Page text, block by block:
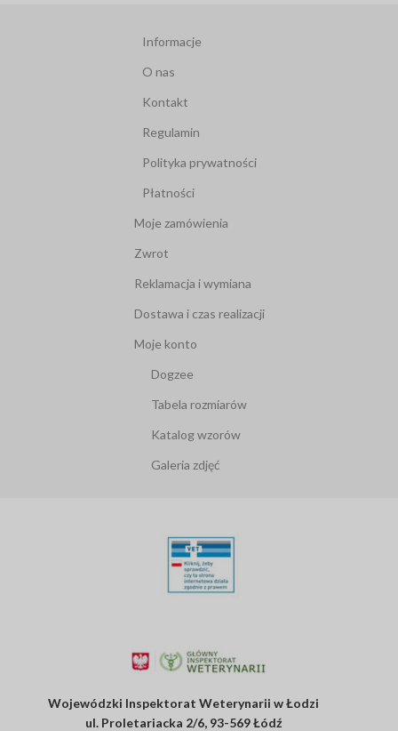
Informacje
O nas
Kontakt
Regulamin
Polityka prywatności
Płatności
Moje zamówienia
Zwrot
Reklamacja i wymiana
Dostawa i czas realizacji
Moje konto
Dogzee
Tabela rozmiarów
Katalog wzorów
Galeria zdjęć
Wojewódzki Inspektorat Weterynarii w Łodzi
ul. Proletariacka 2/6, 93-569 Łódź